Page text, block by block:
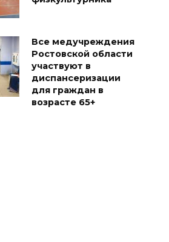
Все медучреждения
Ростовской области
участвуют в
диспансеризации
для граждан в
возрасте 65+